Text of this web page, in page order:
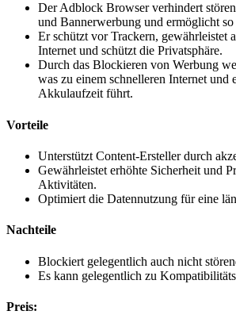
Der Adblock Browser verhindert
und Bannerwerbung und ermöglicht so
Er schützt vor Trackern, gewährleistet
Internet und schützt die Privatsphäre.
Durch das Blockieren von Werbung
was zu einem schnelleren Internet und
Akkulaufzeit führt.
Vorteile
Unterstützt Content-Ersteller durch
Gewährleistet erhöhte Sicherheit und
Aktivitäten.
Optimiert die Datennutzung für eine
Nachteile
Blockiert gelegentlich auch nicht
Es kann gelegentlich zu
Preis: